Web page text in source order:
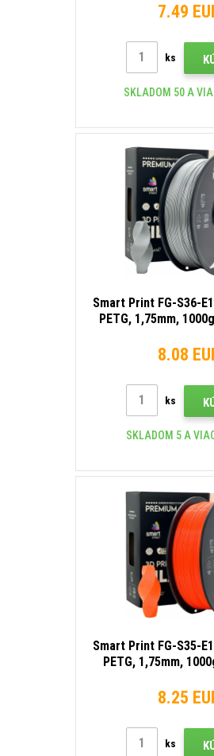
7.49
ks
SKLADOM 50 A
Smart Print FG-S36-
PETG, 1,75mm,
8.08
ks
SKLADOM 5 A
Smart Print FG-S35-
PETG, 1,75mm,
8.25
ks